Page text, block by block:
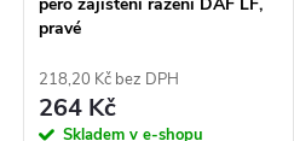
pravé
218,20 Kč bez DPH
264 Kč
Skladem v e-shopu